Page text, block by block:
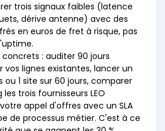
trois signaux faibles (latence
dérive antenne) avec des
en euros de fret à risque, pas
: auditer 90 jours
vos lignes existantes, lancer un
ou 1 site sur 60 jours, comparer
trois fournisseurs LEO
appel d'offres avec un SLA
de processus métier. C'est à ce